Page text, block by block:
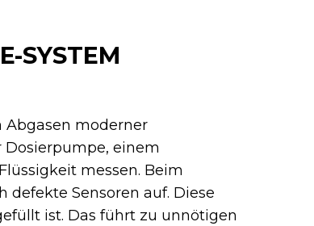
SYSTEM
Abgasen moderner
Dosierpumpe, einem
messen. Beim
Sensoren auf. Diese
ist. Das führt zu unnötigen